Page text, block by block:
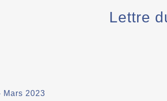
Lettre
Mars 2023